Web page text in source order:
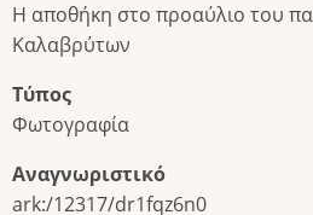
Η αποθήκη στο προαύλιο του
Καλαβρύτων
Τύπος
Φωτογραφία
Αναγνωριστικό
ark:/12317/dr1fqz6n0